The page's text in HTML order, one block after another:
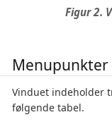
Figur 2.
Vinduet indeholder
følgende tabel.